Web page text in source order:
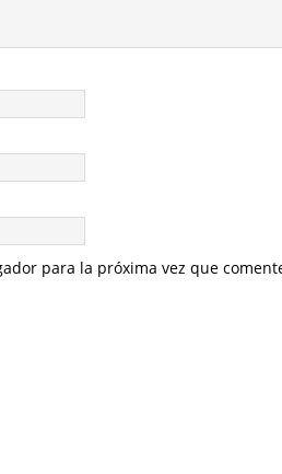
para la próxima vez que